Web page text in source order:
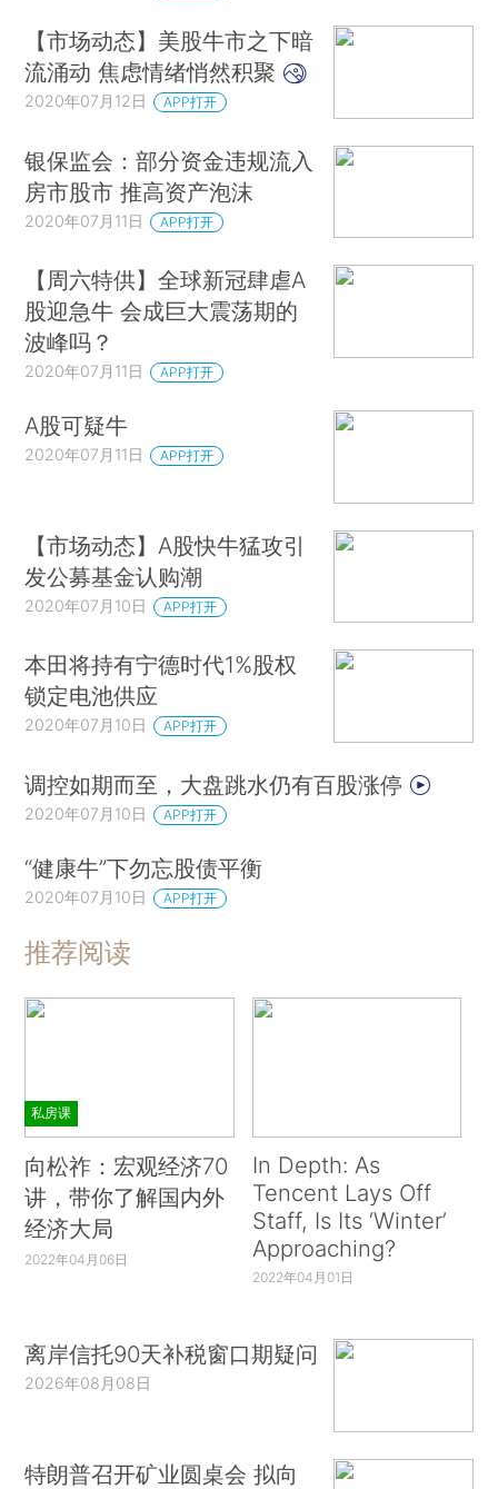
【市场动态】美股牛市之下暗
流涌动 焦虑情绪悄然积聚
2020年07月12日 APP打开
银保监会：部分资金违规流入
房市股市 推高资产泡沫
2020年07月11日 APP打开
【周六特供】全球新冠肆虐A
股迎急牛 会成巨大震荡期的
波峰吗？
2020年07月11日 APP打开
A股可疑牛
2020年07月11日 APP打开
【市场动态】A股快牛猛攻引
发公募基金认购潮
2020年07月10日 APP打开
本田将持有宁德时代1%股权
锁定电池供应
2020年07月10日 APP打开
调控如期而至，大盘跳水仍有百股涨停
2020年07月10日 APP打开
“健康牛”下勿忘股债平衡
2020年07月10日 APP打开
推荐阅读
私房课
向松祚：宏观经济70
讲，带你了解国内外
经济大局
2022年04月06日
In Depth: As
Tencent Lays Off
Staff, Is Its ‘Winter’
Approaching?
2022年04月01日
离岸信托90天补税窗口期疑问
2026年08月08日
特朗普召开矿业圆桌会 拟向